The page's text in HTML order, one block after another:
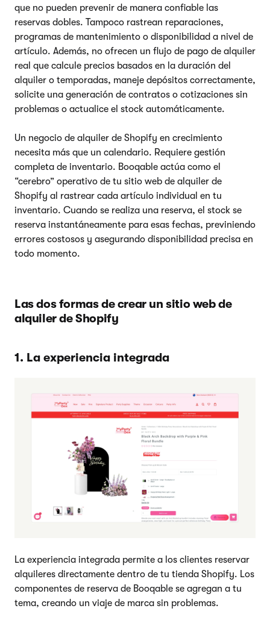
que no pueden prevenir de manera confiable las
reservas dobles. Tampoco rastrean reparaciones,
programas de mantenimiento o disponibilidad a nivel de
artículo. Además, no ofrecen un flujo de pago de alquiler
real que calcule precios basados en la duración del
alquiler o temporadas, maneje depósitos correctamente,
solicite una generación de contratos o cotizaciones sin
problemas o actualice el stock automáticamente.
Un negocio de alquiler de Shopify en crecimiento
necesita más que un calendario. Requiere gestión
completa de inventario. Booqable actúa como el
“cerebro” operativo de tu sitio web de alquiler de
Shopify al rastrear cada artículo individual en tu
inventario. Cuando se realiza una reserva, el stock se
reserva instantáneamente para esas fechas, previniendo
errores costosos y asegurando disponibilidad precisa en
todo momento.
Las dos formas de crear un sitio web de
alquiler de Shopify
1. La experiencia integrada
La experiencia integrada permite a los clientes reservar
alquileres directamente dentro de tu tienda Shopify. Los
componentes de reserva de Booqable se agregan a tu
tema, creando un viaje de marca sin problemas.